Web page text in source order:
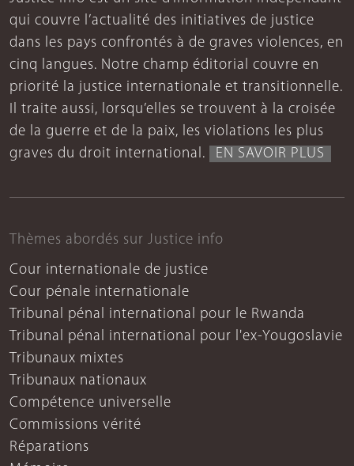
qui couvre l’actualité des initiatives de justice
dans les pays confrontés à de graves violences, en
cinq langues. Notre champ éditorial couvre en
priorité la justice internationale et transitionnelle.
Il traite aussi, lorsqu’elles se trouvent à la croisée
de la guerre et de la paix, les violations les plus
graves du droit international.
EN SAVOIR PLUS
Thèmes abordés sur Justice info
Cour internationale de justice
Cour pénale internationale
Tribunal pénal international pour le Rwanda
Tribunal pénal international pour l'ex-Yougoslavie
Tribunaux mixtes
Tribunaux nationaux
Compétence universelle
Commissions vérité
Réparations